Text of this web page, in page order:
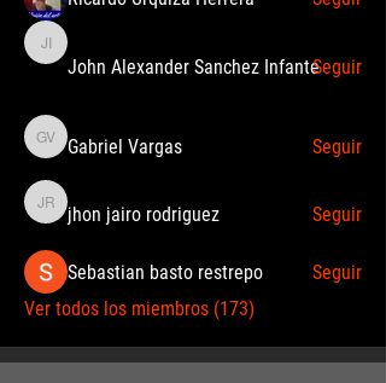
John Alexander Sanchez Infante
John Alexander Sanchez InfanteSeguir
Gabriel Vargas
Gabriel Vargas Seguir
jhon jairo rodriguez
jhon jairo rodriguez Seguir
Sebastian basto restrepo
Seguir
Ver todos los miembros (173)